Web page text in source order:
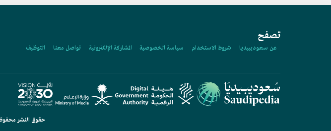
تصفح
عن سعوديبيديا شروط الاستخدام سياسة الخصوصية المشاركة الإلكترونية تواصل معنا التوظيف
حقوق النشر محفوظة